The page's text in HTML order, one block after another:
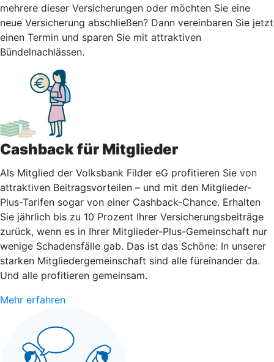
mehrere dieser Versicherungen oder möchten Sie eine
neue Versicherung abschließen? Dann vereinbaren Sie jetzt
einen Termin und sparen Sie mit attraktiven
Bündelnachlässen.
Cashback für Mitglieder
Als Mitglied der Volksbank Filder eG profitieren Sie von
attraktiven Beitragsvorteilen – und mit den Mitglieder-
Plus-Tarifen sogar von einer Cashback-Chance. Erhalten
Sie jährlich bis zu 10 Prozent Ihrer Versicherungsbeiträge
zurück, wenn es in Ihrer Mitglieder-Plus-Gemeinschaft nur
wenige Schadensfälle gab. Das ist das Schöne: In unserer
starken Mitgliedergemeinschaft sind alle füreinander da.
Und alle profitieren gemeinsam.
Mehr erfahren